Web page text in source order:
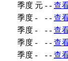
季度 元 - - 查
季度 - - - 查
季度 - - - 查
季度 - - - 查
季度 - - - 查